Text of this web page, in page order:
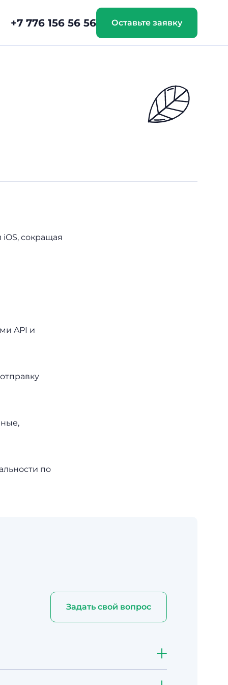
+7 776 156 56 56 Оставьте заявку
сокращая
API и
по
Задать свой вопрос